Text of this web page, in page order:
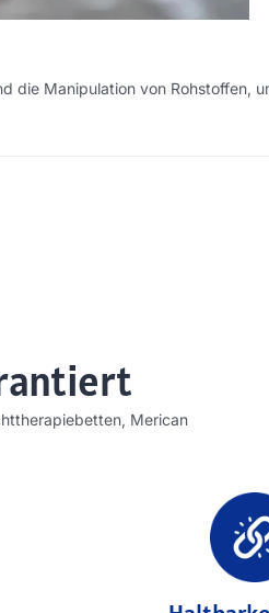
die Manipulation von Rohstoffen,
Merican